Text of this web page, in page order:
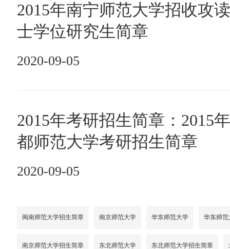
2015年南宁师范大学招收攻
士学位研究生简章
2020-09-05
2015年考研招生简章：2015
都师范大学考研招生简章
2020-09-05
闽南师范大学招生简章 南京师范大学 华东师范大学 华东师范
南京师范大学招生简章 东北师范大学 东北师范大学招生简章